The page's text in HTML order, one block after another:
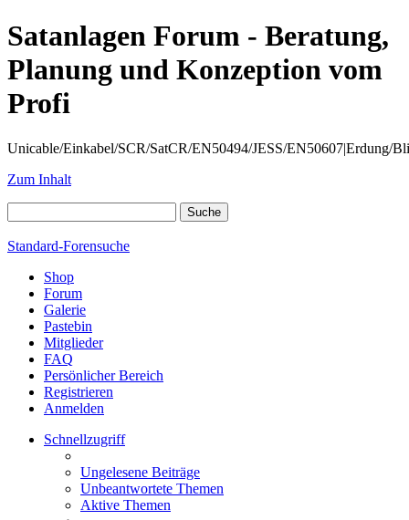
Satanlagen Forum - Beratung,
Planung und Konzeption vom
Profi
Unicable/Einkabel/SCR/SatCR/EN50494/JESS/EN50607|Erdung/
Zum Inhalt
Standard-Forensuche
Shop
Forum
Galerie
Pastebin
Mitglieder
FAQ
Persönlicher Bereich
Registrieren
Anmelden
Schnellzugriff
Ungelesene Beiträge
Unbeantwortete Themen
Aktive Themen